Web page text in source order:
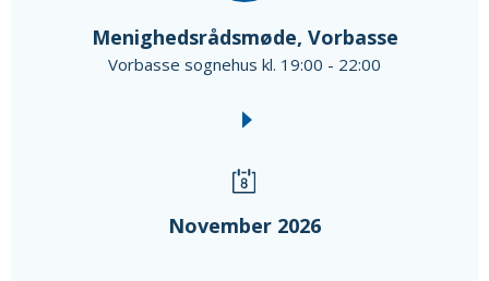
Menighedsrådsmøde, Vorbasse
Vorbasse sognehus kl. 19:00 - 22:00
November 2026